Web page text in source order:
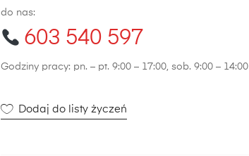
do nas:
603 540 597
Godziny pracy: pn. – pt. 9:00 – 17:00, sob. 9:00 – 14:00
Dodaj do listy życzeń